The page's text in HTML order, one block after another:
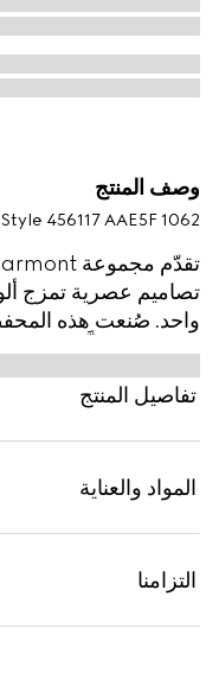
وصف المنتج
Style ‎456117 AAE5F 1062
تصاميم عصرية تمزج
واحد. صُنعت هذه
الأرشيفي.
تفاصيل المنتج
المواد والعناية
التزامنا